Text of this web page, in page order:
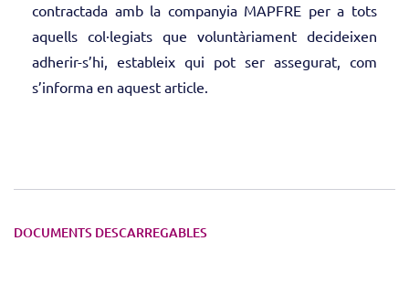
contractada amb la companyia MAPFRE per a tots
aquells col·legiats que voluntàriament decideixen
adherir-s’hi, estableix qui pot ser assegurat, com
s’informa en aquest article.
DOCUMENTS DESCARREGABLES